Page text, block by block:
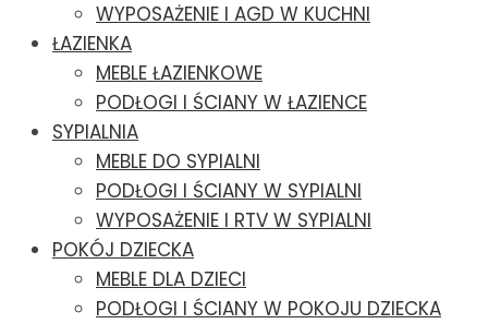
WYPOSAŻENIE I AGD W KUCHNI
ŁAZIENKA
MEBLE ŁAZIENKOWE
PODŁOGI I ŚCIANY W ŁAZIENCE
SYPIALNIA
MEBLE DO SYPIALNI
PODŁOGI I ŚCIANY W SYPIALNI
WYPOSAŻENIE I RTV W SYPIALNI
POKÓJ DZIECKA
MEBLE DLA DZIECI
PODŁOGI I ŚCIANY W POKOJU DZIECKA